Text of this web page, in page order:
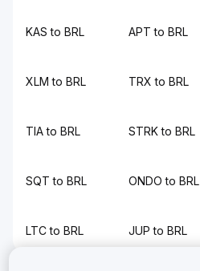
KAS to BRL APT to BRL
XLM to BRL TRX to BRL
TIA to BRL STRK to BRL
SQT to BRL ONDO to BRL
LTC to BRL JUP to BRL